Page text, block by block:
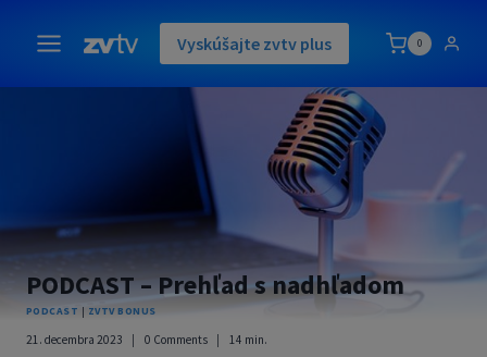
content
Vyskúšajte zvtv plus 0
PODCAST – Prehľad s nadhľadom
PODCAST | ZVTV BONUS
21. decembra 2023 0 Comments 14 min.